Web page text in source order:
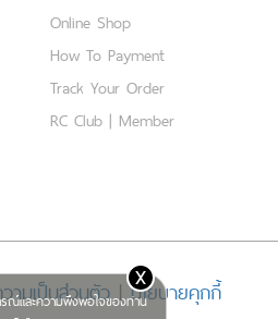
รณ์และความพึงพอใจของท่าน
x
Online Shop
How To Payment
Track Your Order
RC Club | Member
ามเป็นส่วนตัว|นโยบายคุกกี้